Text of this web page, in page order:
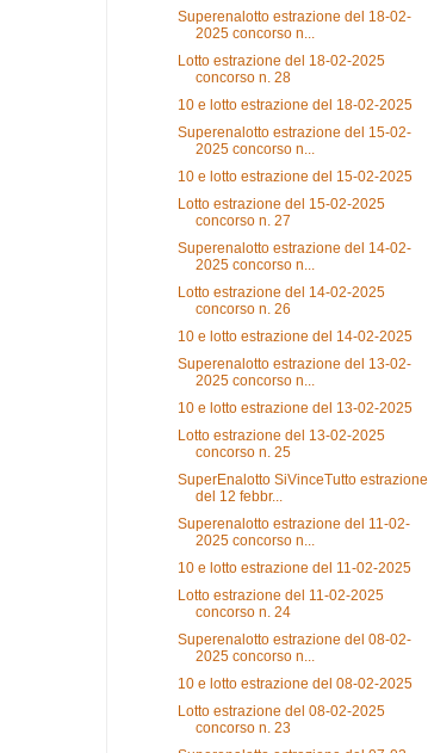
Superenalotto estrazione del 18-02-
2025 concorso n...
Lotto estrazione del 18-02-2025
concorso n. 28
10 e lotto estrazione del 18-02-2025
Superenalotto estrazione del 15-02-
2025 concorso n...
10 e lotto estrazione del 15-02-2025
Lotto estrazione del 15-02-2025
concorso n. 27
Superenalotto estrazione del 14-02-
2025 concorso n...
Lotto estrazione del 14-02-2025
concorso n. 26
10 e lotto estrazione del 14-02-2025
Superenalotto estrazione del 13-02-
2025 concorso n...
10 e lotto estrazione del 13-02-2025
Lotto estrazione del 13-02-2025
concorso n. 25
SuperEnalotto SiVinceTutto estrazione
del 12 febbr...
Superenalotto estrazione del 11-02-
2025 concorso n...
10 e lotto estrazione del 11-02-2025
Lotto estrazione del 11-02-2025
concorso n. 24
Superenalotto estrazione del 08-02-
2025 concorso n...
10 e lotto estrazione del 08-02-2025
Lotto estrazione del 08-02-2025
concorso n. 23